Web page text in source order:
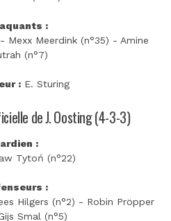
:
Mexx Meerdink (n°35) - Amine
(n°7)
: E. Sturing
de J. Oosting (4-3-3)
:
Tytoń (n°22)
:
Hilgers (n°2) - Robin Pröpper
Smal (n°5)